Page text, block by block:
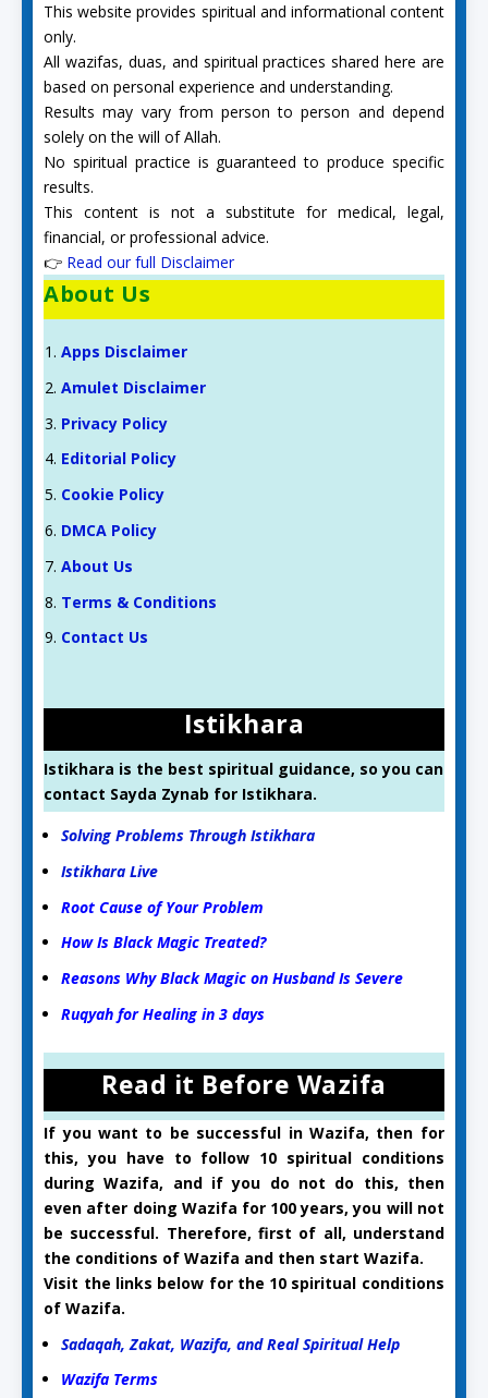
This website provides spiritual and informational content
only.
All wazifas, duas, and spiritual practices shared here are
based on personal experience and understanding.
Results may vary from person to person and depend
solely on the will of Allah.
No spiritual practice is guaranteed to produce specific
results.
This content is not a substitute for medical, legal,
financial, or professional advice.
👉 Read our full Disclaimer
About Us
Apps Disclaimer
Amulet Disclaimer
Privacy Policy
Editorial Policy
Cookie Policy
DMCA Policy
About Us
Terms & Conditions
Contact Us
Istikhara
Istikhara is the best spiritual guidance, so you can
contact Sayda Zynab for Istikhara.
Solving Problems Through Istikhara
Istikhara Live
Root Cause of Your Problem
How Is Black Magic Treated?
Reasons Why Black Magic on Husband Is Severe
Ruqyah for Healing in 3 days
Read it Before Wazifa
If you want to be successful in Wazifa, then for
this, you have to follow 10 spiritual conditions
during Wazifa, and if you do not do this, then
even after doing Wazifa for 100 years, you will not
be successful. Therefore, first of all, understand
the conditions of Wazifa and then start Wazifa.
Visit the links below for the 10 spiritual conditions
of Wazifa.
Sadaqah, Zakat, Wazifa, and Real Spiritual Help
Wazifa Terms